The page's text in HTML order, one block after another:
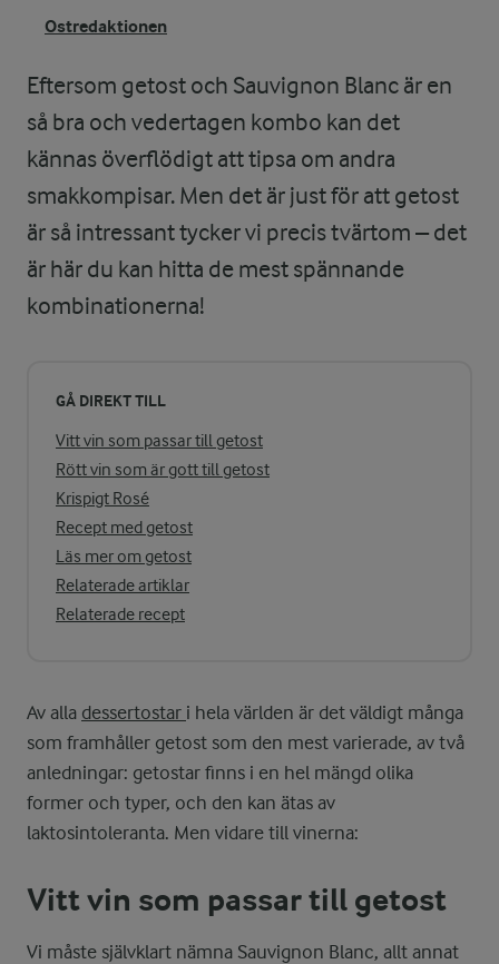
Ostredaktionen
Eftersom getost och Sauvignon Blanc är en
så bra och vedertagen kombo kan det
kännas överflödigt att tipsa om andra
smakkompisar. Men det är just för att getost
är så intressant tycker vi precis tvärtom – det
är här du kan hitta de mest spännande
kombinationerna!
GÅ DIREKT TILL
Vitt vin som passar till getost
Rött vin som är gott till getost
Krispigt Rosé
Recept med getost
Läs mer om getost
Relaterade artiklar
Relaterade recept
Av alla dessertostar i hela världen är det väldigt många
som framhåller getost som den mest varierade, av två
anledningar: getostar finns i en hel mängd olika
former och typer, och den kan ätas av
laktosintoleranta. Men vidare till vinerna:
Vitt vin som passar till getost
Vi måste självklart nämna Sauvignon Blanc, allt annat